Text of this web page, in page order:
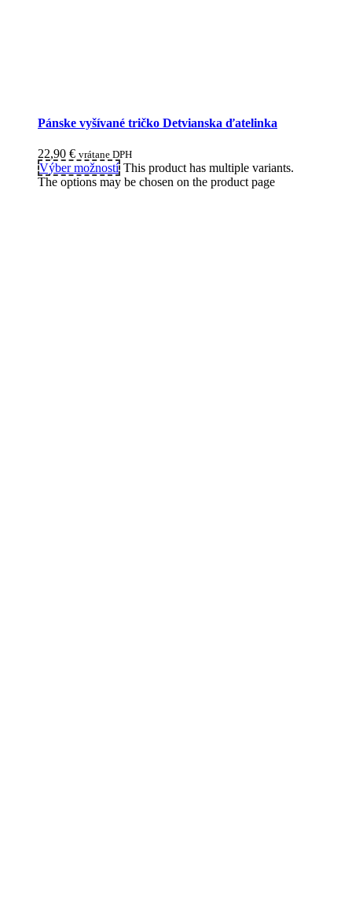
Pánske vyšívané tričko Detvianska ďatelinka
22,90 € vrátane DPH
Výber možností This product has multiple variants.
The options may be chosen on the product page